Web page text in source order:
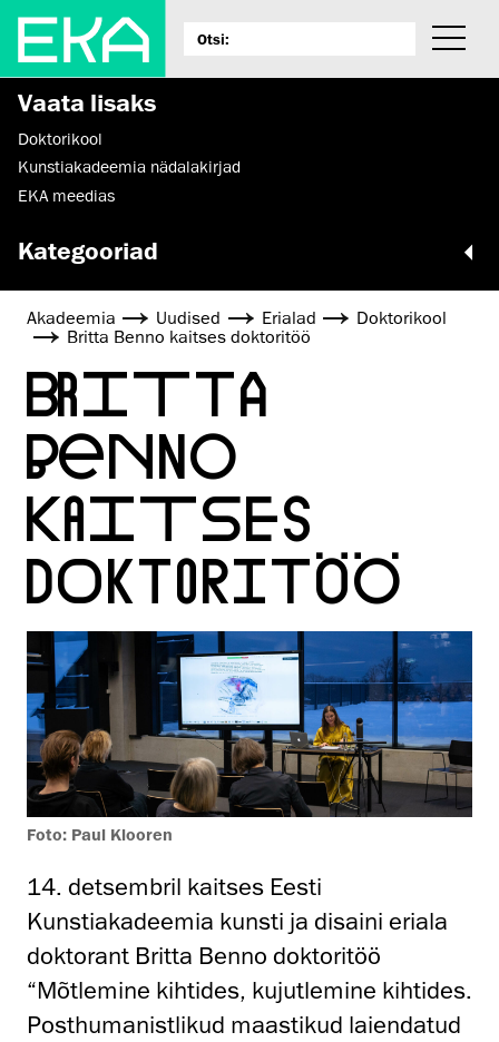
Vaata lisaks
Doktorikool
Kunstiakadeemia nädalakirjad
EKA meedias
Kategooriad
Akadeemia Uudised Erialad
Doktorikool
Britta Benno kaitses doktoritöö
BRITTA
BENNO
KAITSES
DOKTORITÖÖ
Foto: Paul Klooren
14. detsembril kaitses Eesti
Kunstiakadeemia kunsti ja disaini eriala
doktorant Britta Benno doktoritöö
“Mõtlemine kihtides, kujutlemine kihtides.
Posthumanistlikud maastikud laiendatud